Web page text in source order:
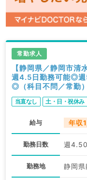
常勤求人
【静岡県／静岡市
週4.5日勤務可能◎
◎（科目不問／常勤）
当直なし 土・日・祝休み
給与 年収
勤務日数 週
勤務地 静岡